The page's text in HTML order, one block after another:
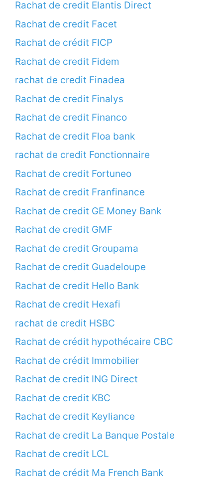
Rachat de credit Elantis Direct
Rachat de credit Facet
Rachat de crédit FICP
Rachat de credit Fidem
rachat de credit Finadea
Rachat de credit Finalys
Rachat de credit Financo
Rachat de credit Floa bank
rachat de credit Fonctionnaire
Rachat de credit Fortuneo
Rachat de credit Franfinance
Rachat de credit GE Money Bank
Rachat de credit GMF
Rachat de credit Groupama
Rachat de credit Guadeloupe
Rachat de credit Hello Bank
Rachat de credit Hexafi
rachat de credit HSBC
Rachat de crédit hypothécaire CBC
Rachat de crédit Immobilier
Rachat de credit ING Direct
Rachat de credit KBC
Rachat de credit Keyliance
Rachat de credit La Banque Postale
Rachat de credit LCL
Rachat de crédit Ma French Bank